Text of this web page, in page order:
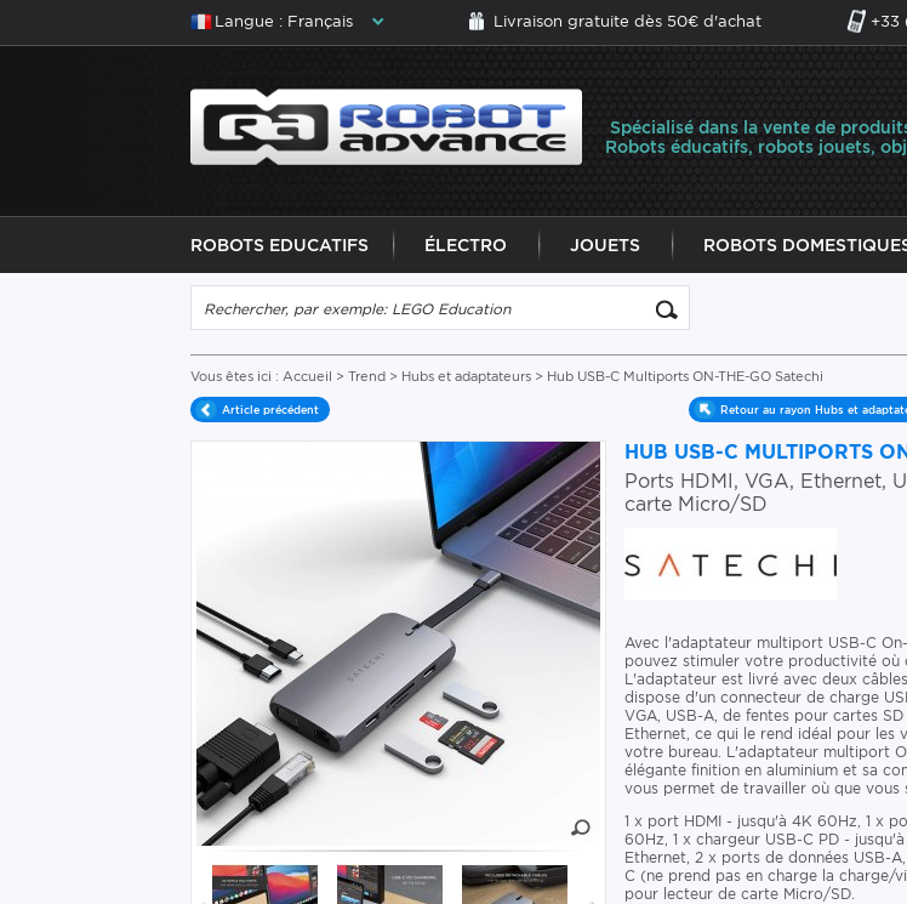
Langue : Français Livraison gratuite dès 50€ d'achat +33
Spécialisé dans la vente de
Robots éducatifs, robots jouets,
ROBOTS EDUCATIFS ÉLECTRO JOUETS ROBOTS
Vous êtes ici : Accueil > Trend > Hubs et adaptateurs > Hub USB-C Multiports ON-THE-GO Satechi
Article précédent Retour au rayon Hubs et
HUB USB-C MULTIPORTS
Ports HDMI, VGA, Ethernet,
carte Micro/SD
Avec l'adaptateur multiport USB-C
pouvez stimuler votre productivité où
L'adaptateur est livré avec deux
dispose d'un connecteur de charge
VGA, USB-A, de fentes pour cartes
Ethernet, ce qui le rend idéal pour les
votre bureau. L'adaptateur multiport
élégante finition en aluminium et sa
vous permet de travailler où que vous
1 x port HDMI - jusqu'à 4K 60Hz, 1 x
60Hz, 1 x chargeur USB-C PD -
Ethernet, 2 x ports de données USB-
C (ne prend pas en charge la charge/
pour lecteur de carte Micro/SD.